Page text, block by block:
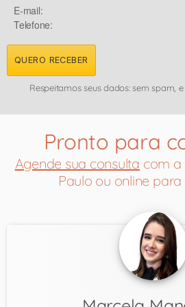
E-mail:
Telefone:
QUERO RECEBER
Respeitamos seus dados: sem spam,
Pronto para
Agende sua consulta com a
Paulo ou online